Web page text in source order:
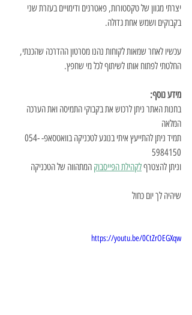
יצרתי מגוון של טקסטורות, פאטרנים ודימויים בעזרת שני
בקבוקים ושמש אחת גדולה.
עכשיו לאחר שמאות לקוחות נהנו מסרטון ההדרכה שהכנתי,
החלטתי לפתוח אותו לשיתוף לכל מי שחפץ.
מידע נוסף:
בחנות האתר ניתן לרכוש את בקבוקי התמיסה ואת הערכה
המלאה
תמיד ניתן להתייעץ איתי בנוגע לטכניקה בוואטסאפ- 054-
5984150
וניתן להצטרף לקהילת הפייסבוק המתהווה של הטכניקה
שיהיה לך יום כחול
https://youtu.be/0CtZrOEGXqw